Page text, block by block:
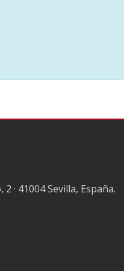
· 41004 Sevilla, España.